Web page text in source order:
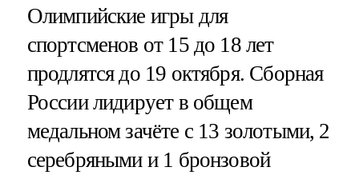
Олимпийские игры для
спортсменов от 15 до 18 лет
продлятся до 19 октября. Сборная
России лидирует в общем
медальном зачёте с 13 золотыми, 2
серебряными и 1 бронзовой